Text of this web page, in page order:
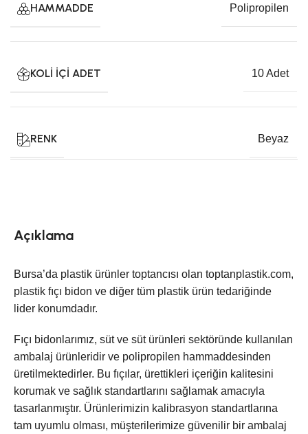
HAMMADDE Polipropilen
KOLI İÇI ADET 10 Adet
RENK Beyaz
Açıklama
Bursa’da plastik ürünler toptancısı olan toptanplastik.com,
plastik fıçı bidon ve diğer tüm plastik ürün tedariğinde
lider konumdadır.
Fıçı bidonlarımız, süt ve süt ürünleri sektöründe kullanılan
ambalaj ürünleridir ve polipropilen hammaddesinden
üretilmektedirler. Bu fıçılar, ürettikleri içeriğin kalitesini
korumak ve sağlık standartlarını sağlamak amacıyla
tasarlanmıştır. Ürünlerimizin kalibrasyon standartlarına
tam uyumlu olması, müşterilerimize güvenilir bir ambalaj